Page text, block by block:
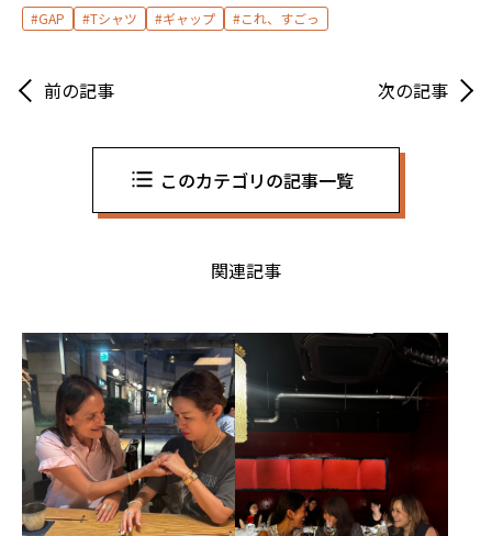
GAP Tシャツ ギャップ これ、すごっ
前の記事 次の記事
このカテゴリの記事一覧
関連記事